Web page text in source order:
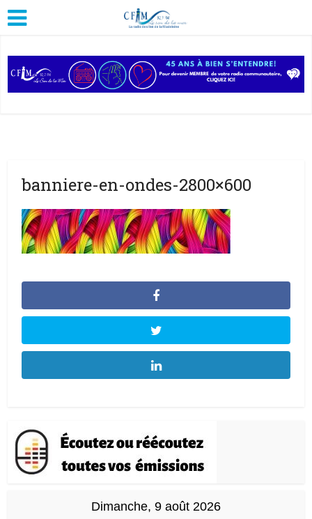
banniere-en-ondes-2800×600
Dimanche, 9 août 2026